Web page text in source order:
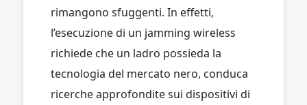
rimangono sfuggenti. In effetti,
l’esecuzione di un jamming wireless
richiede che un ladro possieda la
tecnologia del mercato nero, conduca
ricerche approfondite sui dispositivi di